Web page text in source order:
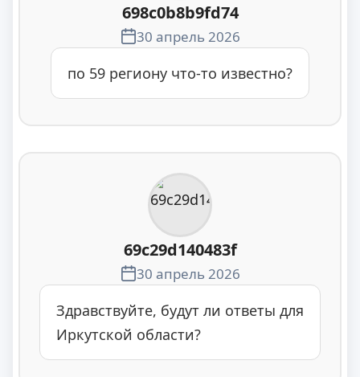
698c0b8b9fd74
30 апрель 2026
по 59 региону что-то известно?
69c29d140483f
30 апрель 2026
Здравствуйте, будут ли ответы для
Иркутской области?